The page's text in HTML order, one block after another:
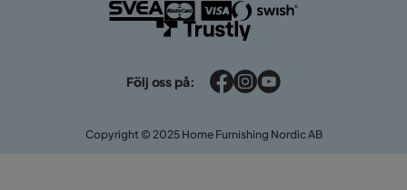
Följ oss på:
Copyright © 2025 Home Furnishing Nordic AB